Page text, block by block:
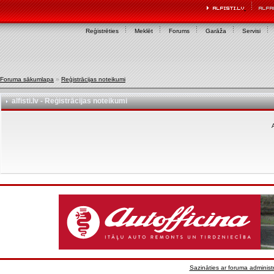
Reģistrēties Meklēt Forums Garāža Servisi
Foruma sākumlapa » Reģistrācijas noteikumi
alfisti.lv - Reģistrācijas noteikumi
Sazināties ar foruma